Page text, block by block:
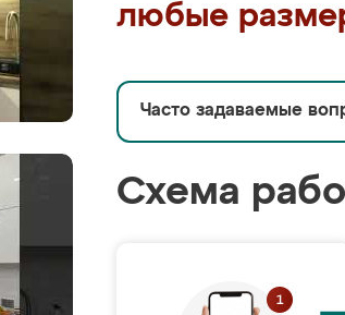
любые
Часто задаваемые
Схема